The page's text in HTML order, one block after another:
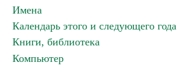
Имена
Календарь этого и следующего года
Книги, библиотека
Компьютер